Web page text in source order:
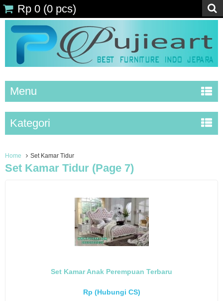
Rp 0 (0 pcs)
Menu
Kategori
Home Set Kamar Tidur
Set Kamar Tidur (page 7)
Set Kamar Anak Perempuan Terbaru
Rp (Hubungi CS)